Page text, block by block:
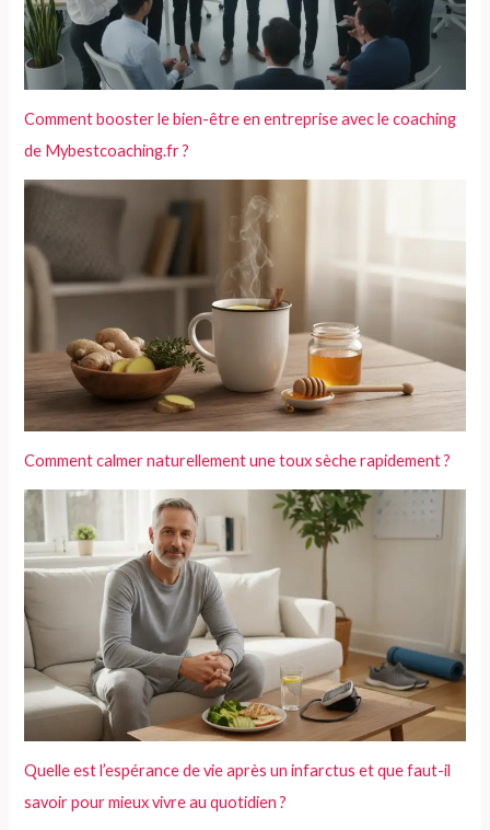
Comment booster le bien-être en entreprise avec le coaching
de Mybestcoaching.fr ?
Comment calmer naturellement une toux sèche rapidement ?
Quelle est l’espérance de vie après un infarctus et que faut-il
savoir pour mieux vivre au quotidien ?